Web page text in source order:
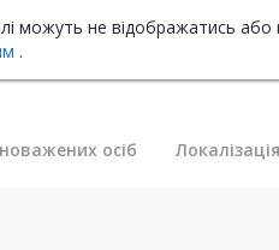
можуть не відображатись
.
осіб Локалізація